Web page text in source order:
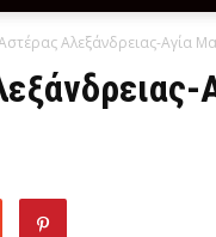
Αλεξάνδρειας-Αγία